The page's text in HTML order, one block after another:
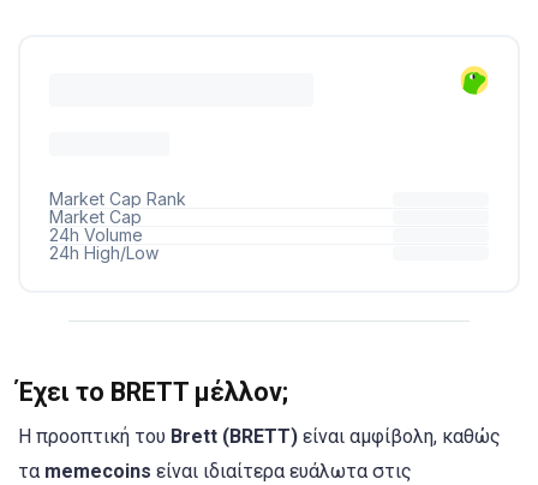
Έχει το BRETT μέλλον;
Η προοπτική του Brett (BRETT) είναι αμφίβολη, καθώς
τα memecoins είναι ιδιαίτερα ευάλωτα στις